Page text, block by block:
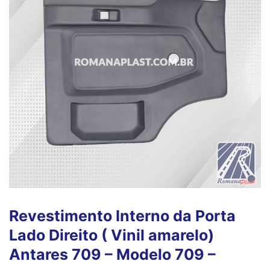
Revestimento Interno da Porta
Lado Direito ( Vinil amarelo)
Antares 709 – Modelo 709 –